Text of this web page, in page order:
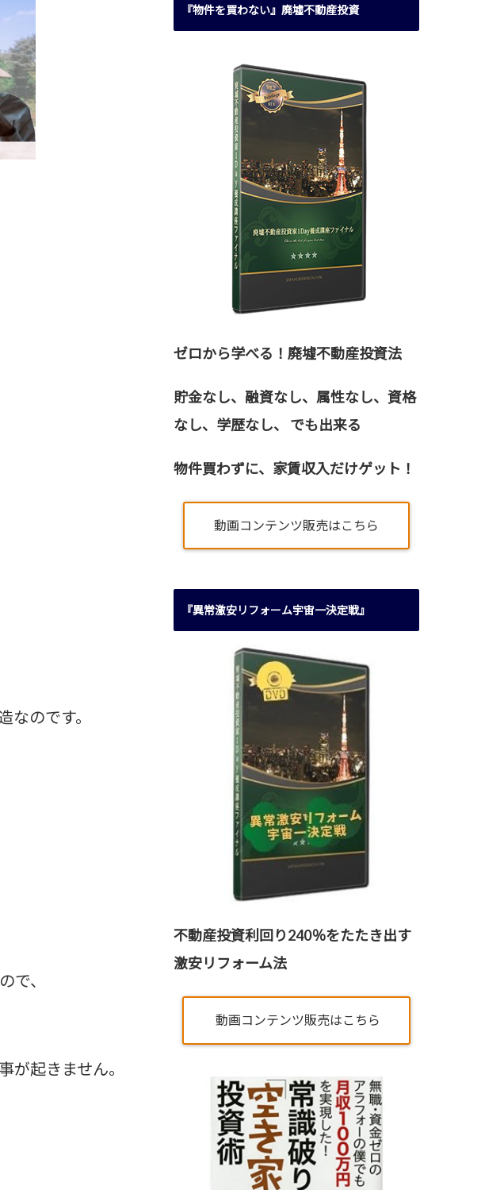
のです。
で、
が起きません。
『物件を買わない』廃墟不動産投資
ゼロから学べる！廃墟不動産投資法
貯金なし、融資なし、属性なし、資格
なし、 学歴なし、 でも出来る
物件買わずに、家賃収入だけゲット！
動画コンテンツ販売はこちら
『異常激安リフォーム宇宙一決定戦』
不動産投資利回り240％をたたき出す
激安リフォーム法
動画コンテンツ販売はこちら